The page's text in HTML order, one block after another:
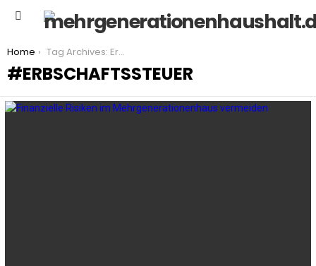
You are here:
Home Tag Archives: Erbschaftssteuer
ERBSCHAFTSSTEUER